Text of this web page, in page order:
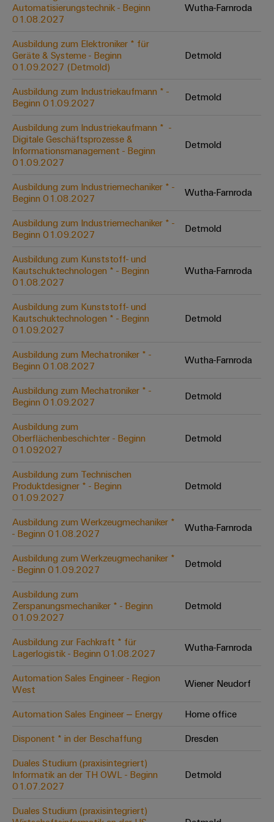
Verbindungslösungen
für
Konventionelle
Energieerzeugung
Zukunftssicherheit
für
bewährte
Maschinenbau
Lösungen
für
verschiedene
Segmente
der
und
Fabrikautomation
Öl
&
Sicherer
Betrieb
mit
Lösungen
für
Prozessindustrie
Mehr
Ressourceneffizienz
durch
Schaltschrankbau
Lösungen
die
Herausforderungen
Schaltschrankbau
Moderne
und
digitale
für
klimafreundliche
im
Schiffbau
Verbindungslösungen
die
maritime
Industrie
Wasseraufbereitung
Systeme
Lösungen
Dezentrale
Automatisierung
Lösungen
IIoT
&
Automation
Software
Industrial
Industrial
Automation
Industrial
IoT
Industrial
Security
Industrial
Service
Platform
easyConnect
Regler
Gerätehersteller
Leiterplattensteckverbinder
&
PCB
Services
Equipment
(OEM)
Elektronikgehäuse
Blitz-
und
Überspannungsschutz
PV
Feldbusverteiler
Automatisierung
&
Software
I/O-
Systeme
Industrial
Ethernet
Touch-
Panels
Engineering-
Visualisierungstools
Energiemessung
und
Smart
Metering
Weidmüller
AI
Access
&
Services
Industrial
Platform
easyConnect
Werkstatt
&
Technischer
Support
Umweltbezogene
Produktkonformität
Engineering
Daten
Technische
Produktkataloge
Reparatur
und
Ersatzteile
Trainings
Webinare
PSIRT
Digitale
Bestellmöglichkeiten
eShop
OCI-
EDI-
Schnittstelle
ALLE
SERVICES
Pressekontakt
Unsere
IIoT
and
Partner
Netzwerk
IIoT
Automation
Solution
finden
Solution
Partner
-
Systemintegratoren
Messen
&
Globale
Messen
&
Events
Offene
Ausbildungs-
und
Studienplätze
Aktuelle
Termine
Workshops
für
Schulklassen
Stellenbörse
Entwicklung
Karriere auf
neues
Distribution
Automatisierungstechnik - Beginn
01.08.2027
Wutha-Farnroda
Ausbildung zum Elektroniker * für
Geräte & Systeme - Beginn
01.09.2027 (Detmold)
Detmold
Ausbildung zum Industriekaufmann * -
Beginn 01.09.2027
Detmold
Ausbildung zum Industriekaufmann * ​ -
Digitale Geschäftsprozesse &
Informationsmanagement - Beginn
01.09.2027
Detmold
Ausbildung zum Industriemechaniker * -
Beginn 01.08.2027
Wutha-Farnroda
Ausbildung zum Industriemechaniker * -
Beginn 01.09.2027
Detmold
Ausbildung zum Kunststoff- und
Kautschuktechnologen * - Beginn
01.08.2027
Wutha-Farnroda
Ausbildung zum Kunststoff- und
Kautschuktechnologen * - Beginn
01.09.2027
Detmold
Ausbildung zum Mechatroniker * -
Beginn 01.08.2027
Wutha-Farnroda
Ausbildung zum Mechatroniker * -
Beginn 01.09.2027
Detmold
Ausbildung zum
Oberflächenbeschichter - Beginn
01.092027
Detmold
Ausbildung zum Technischen
Produktdesigner * - Beginn
01.09.2027
Detmold
Ausbildung zum Werkzeugmechaniker *
- Beginn 01.08.2027
Wutha-Farnroda
Ausbildung zum Werkzeugmechaniker *
- Beginn 01.09.2027
Detmold
Ausbildung zum
Zerspanungsmechaniker * - Beginn
01.09.2027
Detmold
Ausbildung zur Fachkraft * für
Lagerlogistik - Beginn 01.08.2027
Wutha-Farnroda
Automation Sales Engineer - Region
West
Wiener Neudorf
Automation Sales Engineer – Energy
Home office
Disponent * in der Beschaffung
Dresden
Duales Studium (praxisintegriert)
Informatik an der TH OWL - Beginn
01.07.2027
Detmold
Duales Studium (praxisintegriert)